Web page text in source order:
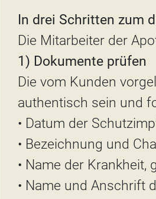
In drei Schritten zum
Die Mitarbeiter der
1) Dokumente prüfen
Die vom Kunden
authentisch sein und
• Datum der
• Bezeichnung und
• Name der
• Name und Anschrift